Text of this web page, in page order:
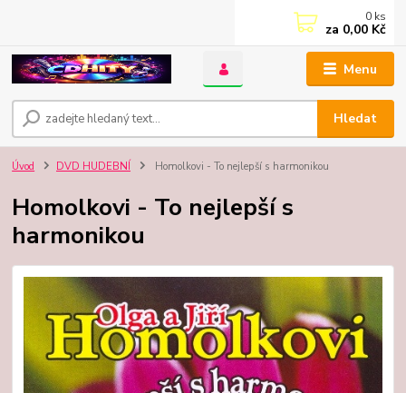
Menu
Hledat
0 ks
za 0,00 Kč
Úvod DVD HUDEBNÍ Homolkovi - To nejlepší s harmonikou
Homolkovi - To nejlepší s
harmonikou